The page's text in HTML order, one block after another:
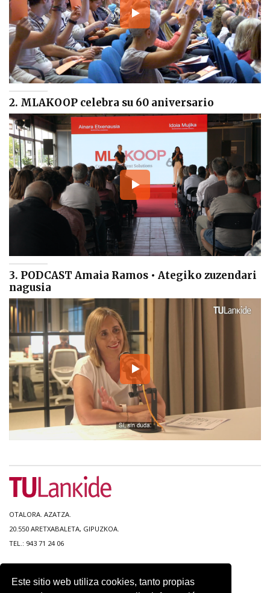
Este sitio web utiliza cookies, tanto propias
2. MLAKOOP celebra su 60 aniversario
3. PODCAST Amaia Ramos • Ategiko zuzendari
nagusia
OTALORA. AZATZA.
20.550 ARETXABALETA, GIPUZKOA.
TEL.: 943 71 24 06
ACCESIBILIDAD